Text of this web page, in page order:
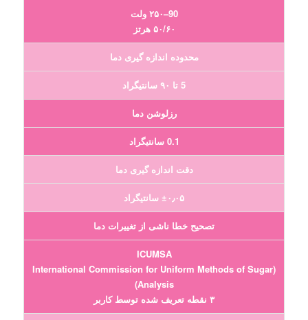
90–۲۵۰ ولت
۵۰/۶۰ هرتز
محدوده اندازه گیری دما
5 تا ۹۰ سانتیگراد
رزلوشن دما
0.1 سانتیگراد
دقت اندازه گیری دما
±۰٫۰۵ سانتیگراد
تصحیح خطا ناشی از تغییرات دما
ICUMSA
(International Commission for Uniform Methods of Sugar
Analysis)
۳ نقطه تعریف شده توسط کاربر